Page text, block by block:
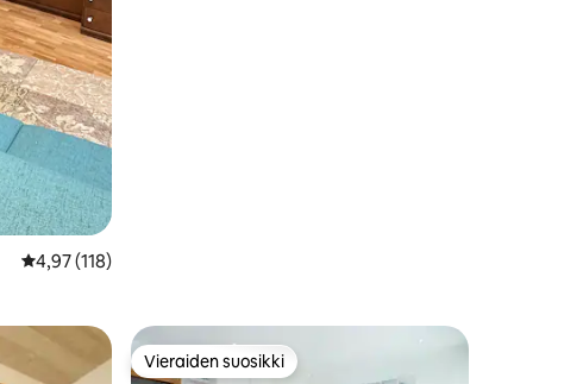
Keskimääräinen arvio 4,97/5, 118 arvostelua
4,97 (118)
Vieraiden suosikki
Vieraiden suosikki